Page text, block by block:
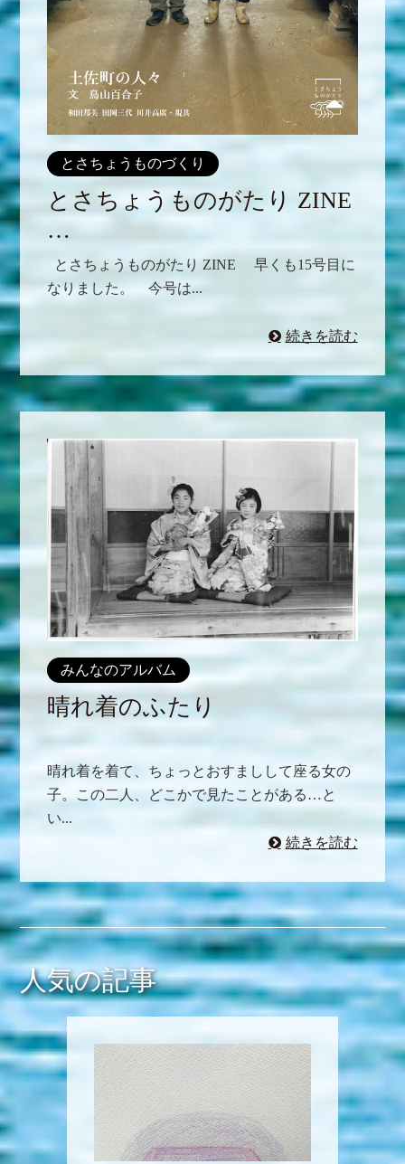
とさちょうものづくり
とさちょうものがたり ZINE
…
とさちょうものがたり ZINE 早くも15号目に
なりました。 今号は...
続きを読む
みんなのアルバム
晴れ着のふたり
晴れ着を着て、ちょっとおすましして座る女の
子。この二人、どこかで見たことがある…と
い...
続きを読む
人気の記事